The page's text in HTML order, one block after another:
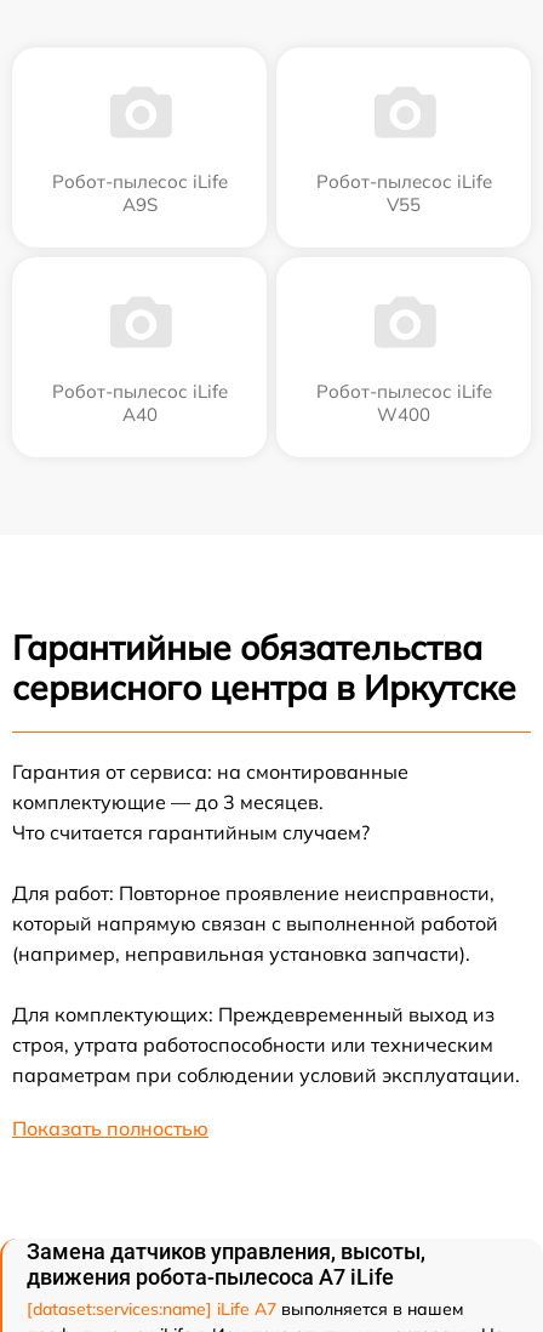
Робот-пылесос iLife
A9S
Робот-пылесос iLife
V55
Робот-пылесос iLife
A40
Робот-пылесос iLife
W400
Гарантийные обязательства
сервисного центра в Иркутске
Гарантия от сервиса: на смонтированные
комплектующие — до 3 месяцев.
Что считается гарантийным случаем?
Для работ: Повторное проявление неисправности,
который напрямую связан с выполненной работой
(например, неправильная установка запчасти).
Для комплектующих: Преждевременный выход из
строя, утрата работоспособности или техническим
параметрам при соблюдении условий эксплуатации.
Показать полностью
Замена датчиков управления, высоты,
движения робота-пылесоса A7 iLife
[dataset:services:name] iLife A7 выполняется в нашем